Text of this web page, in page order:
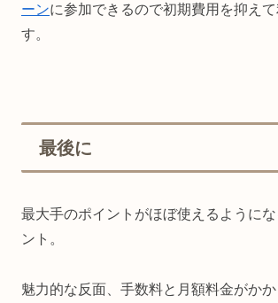
ーンに参加できるので初期費用を抑え
す。
最後に
最大手のポイントがほぼ使えるように
ント。
魅力的な反面、手数料と月額料金がかか